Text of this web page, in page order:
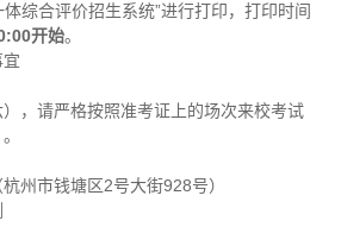
体综合评价招生系统”进行打印，打印时间
开始。
，请严格按照准考证上的场次来校考试
州市钱塘区2号大街928号）